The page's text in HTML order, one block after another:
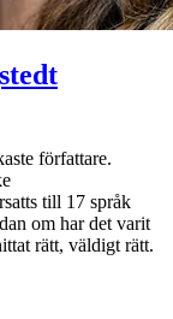
författare.
till 17 språk
om har det varit
rätt, väldigt rätt.